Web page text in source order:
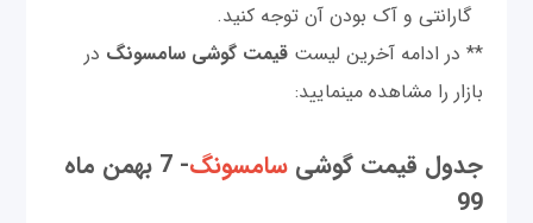
گارانتی و آک بودن آن توجه کنید.
** در ادامه آخرین لیست قیمت گوشی‌ سامسونگ در
بازار را مشاهده مینمایید:
جدول قیمت گوشیسامسونگ
- 7 بهمن ماه
99